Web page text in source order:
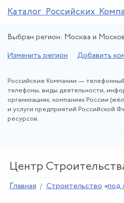
Каталог Российских
Выбран регион: Москва и
Изменить регион Добавить
Российские Компании —
телефоны, виды деятельности,
организациях, компаниях России
и услуги предприятий Российской
ресурсов.
Центр
Главная Строительство «под